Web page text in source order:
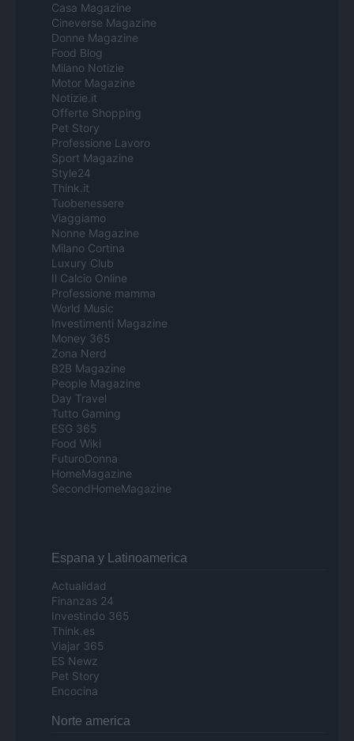
Casa Magazine
Cineverse Magazine
Donne Magazine
Food Blog
Milano Notizie
Motor Magazine
Notizie.it
Offerte Shopping
Pet Story
Professione Lavoro
Sport Magazine
Style24
Think.it
Tuobenessere
Viaggiamo
Nonne Magazine
Milano Cortina
Luxury Club
Il Calcio Online
Professione mamma
World Music
Investimenti Magazine
Money 365
Zona Nerd
B2B Magazine
People Magazine
Day Travel
Tutto Gaming
ESG 365
Food Wiki
FuturoDonna
HomeMagazine
SecondHomeMagazine
Espana y Latinoamerica
Actualidad
Finanzas 24
Investindo 365
Think.es
Viajar 365
ES Newz
Pet Story
Encocina
Norte america